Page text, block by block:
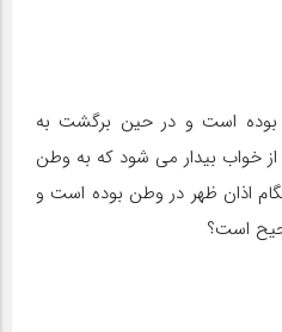
است و در حین برگشت به
خواب بیدار می شود که به وطن
اذان ظهر در وطن بوده است و
است؟